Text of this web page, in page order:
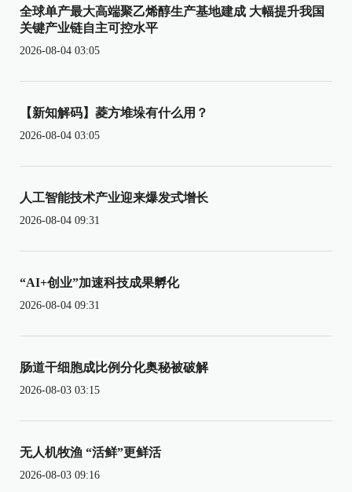
全球单产最大高端聚乙烯醇生产基地建成 大幅提升我国
关键产业链自主可控水平
2026-08-04 03:05
【新知解码】菱方堆垛有什么用？
2026-08-04 03:05
人工智能技术产业迎来爆发式增长
2026-08-04 09:31
“AI+创业”加速科技成果孵化
2026-08-04 09:31
肠道干细胞成比例分化奥秘被破解
2026-08-03 03:15
无人机牧渔 “活鲜”更鲜活
2026-08-03 09:16